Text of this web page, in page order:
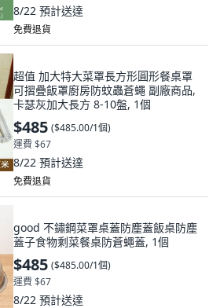
8/22 預計送達
免費退貨
超值 加大特大菜罩長方形圓形餐桌罩
可摺疊飯罩廚房防蚊蟲蒼蠅 副廠商品,
卡瑟灰加大長方 8-10盤, 1個
$485 ($485.00/1個)
運費 $67
8/22 預計送達
免費退貨
good 不鏽鋼菜罩桌蓋防塵蓋飯桌防塵
蓋子食物剩菜餐桌防蒼蠅蓋, 1個
$485 ($485.00/1個)
運費 $67
8/22 預計送達